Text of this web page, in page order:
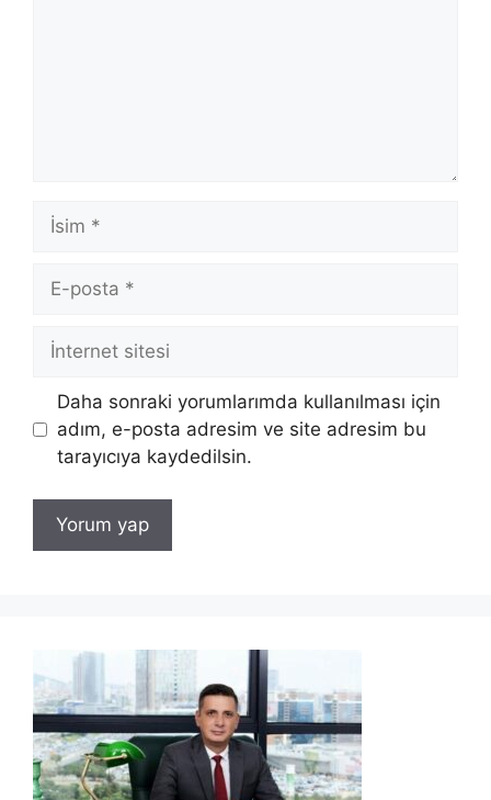
İsim
posta
İnternet
Daha sonraki yorumlarımda kullanılması için
adım, e-posta adresim ve site adresim bu
tarayıcıya kaydedilsin.